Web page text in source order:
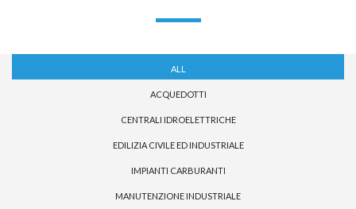
ALL
ACQUEDOTTI
CENTRALI IDROELETTRICHE
EDILIZIA CIVILE ED INDUSTRIALE
IMPIANTI CARBURANTI
MANUTENZIONE INDUSTRIALE